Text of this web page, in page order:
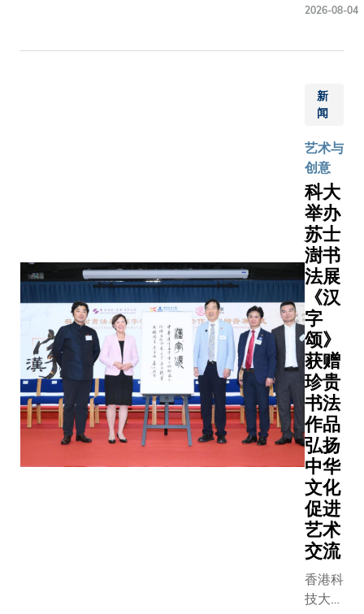
种崭新的
化剂电催
术开辟全
向。与现
相比，该
精准识别
目标污染
能源更有
中于关键
节，在显
净化效率
时，经济
高近一倍
研究由科
及环境工
讲座教授
教授领导
完成，成
表于《自
讯》，论
为「
mediated
proton-
electron
transfer
enables
2026-08-04
新
闻
艺术与
创意
科大
举办
苏士
澍书
法展
《汉
字
颂》
获赠
珍贵
书法
作品
弘扬
中华
文化
促进
艺术
交流
香港科
技大学